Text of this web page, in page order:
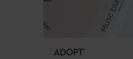
ADOPT'